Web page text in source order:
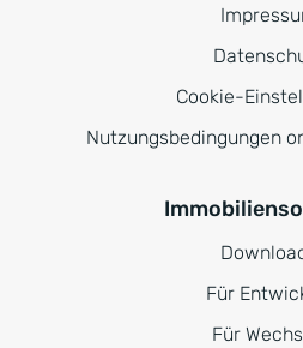
Cookie-
Nutzungsbedingungen
Für
Für